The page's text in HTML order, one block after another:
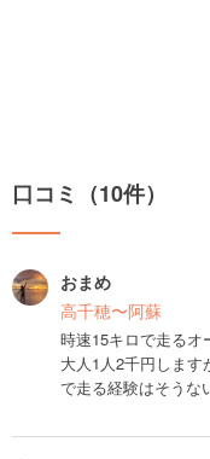
口コミ（10件）
おまめ
高千穂〜阿蘇
時速15キロで走るオ
大人1人2千円しま
で走る経験はそうな